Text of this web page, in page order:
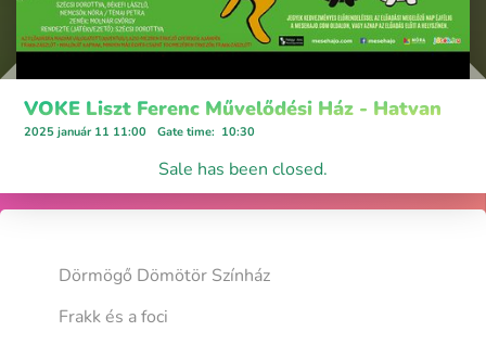
VOKE Liszt Ferenc Művelődési Ház - Hatvan
2025 január 11 11:00 Gate time: 10:30
Sale has been closed.
Dörmögő Dömötör Színház
Frakk és a foci